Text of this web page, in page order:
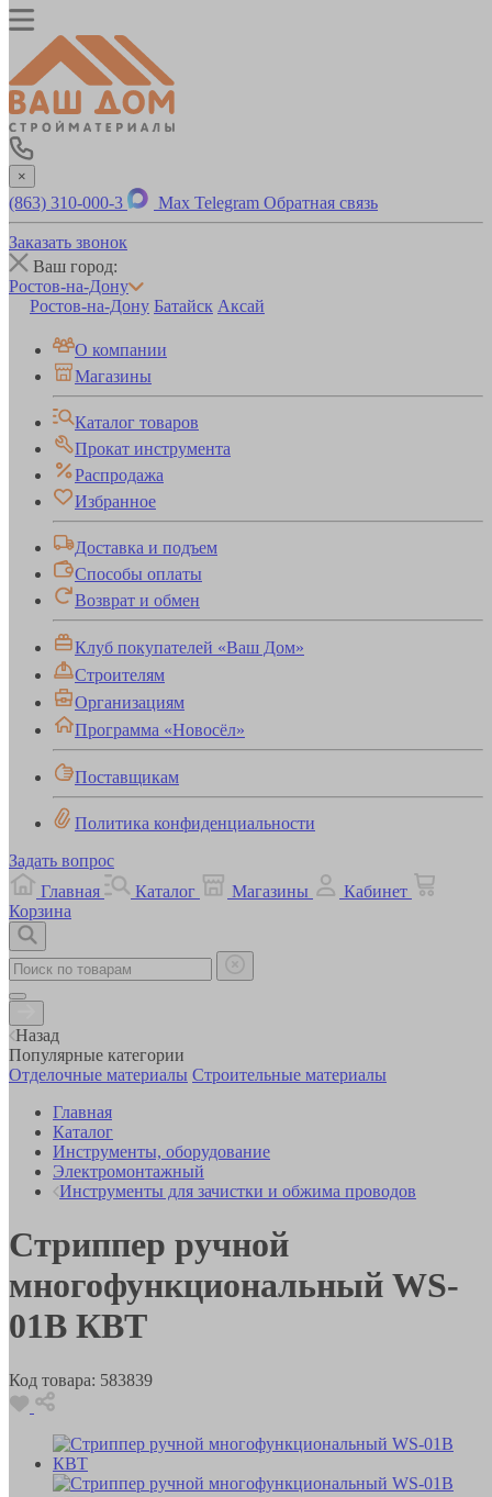
×
(863) 310-000-3 Max Telegram Обратная связь
Заказать звонок
Ваш город:
Ростов-на-Дону
Ростов-на-Дону Батайск Аксай
О компании
Магазины
Каталог товаров
Прокат инструмента
Распродажа
Избранное
Доставка и подъем
Способы оплаты
Возврат и обмен
Клуб покупателей «Ваш Дом»
Строителям
Организациям
Программа «Новосёл»
Поставщикам
Политика конфиденциальности
Задать вопрос
Главная
Каталог Магазины
Кабинет
Корзина
Назад
Популярные категории
Отделочные материалы Строительные материалы
Главная
Каталог
Инструменты, оборудование
Электромонтажный
Инструменты для зачистки и обжима проводов
Стриппер ручной
многофункциональный WS-
01B КВТ
Код товара: 583839